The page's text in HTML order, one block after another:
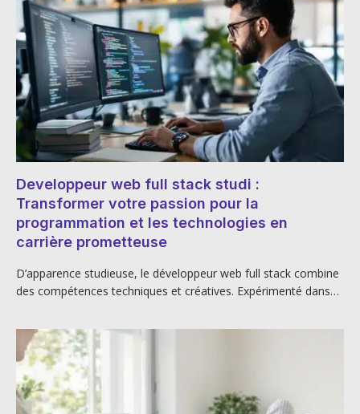
Developpeur web full stack studi :
Transformer votre passion pour la
programmation et les technologies en
carrière prometteuse
D’apparence studieuse, le développeur web full stack combine
des compétences techniques et créatives. Expérimenté dans…